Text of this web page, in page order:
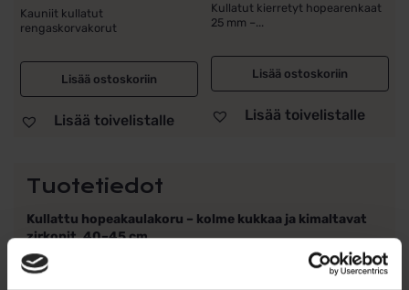
Tuotetiedot
Kullattu hopeakaulakoru – kolme kukkaa ja kimaltavat
zirkonit, 40–45 cm
Tämä elegantti kullattu 925-hopeinen kaulakoru hurmaa
Kauniit kullatut
rengaskorvakorut
Lisää ostoskoriin
Lisää toivelistalle
Kullatut kierretyt hopearenkaat
25 mm –...
Lisää ostoskoriin
Lisää toivelistalle